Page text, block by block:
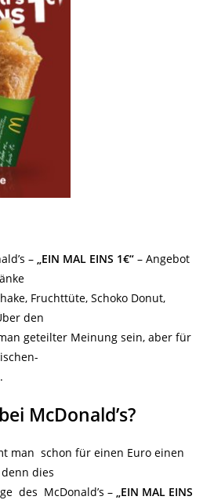
– „EIN MAL EINS 1€“ – Angebot
Fruchttüte, Schoko Donut,
den
geteilter Meinung sein, aber für
McDonald’s?
man schon für einen Euro einen
dies
des McDonald’s – „EIN MAL EINS